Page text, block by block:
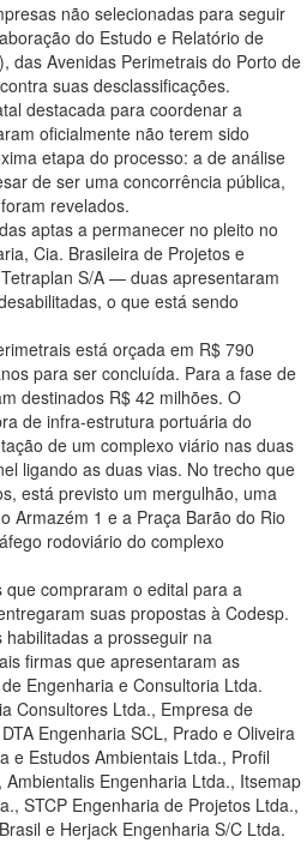
não selecionadas para seguir
do Estudo e Relatório de
das Avenidas Perimetrais do Porto de
suas desclassificações.
destacada para coordenar a
oficialmente não terem sido
etapa do processo: a de análise
de ser uma concorrência pública,
revelados.
aptas a permanecer no pleito no
Cia. Brasileira de Projetos e
S/A — duas apresentaram
o que está sendo
está orçada em R$ 790
para ser concluída. Para a fase de
destinados R$ 42 milhões. O
de infra-estrutura portuária do
de um complexo viário nas duas
ligando as duas vias. No trecho que
está previsto um mergulhão, uma
Armazém 1 e a Praça Barão do Rio
rodoviário do complexo
compraram o edital para a
suas propostas à Codesp.
a prosseguir na
firmas que apresentaram as
Engenharia e Consultoria Ltda.
Consultores Ltda., Empresa de
Engenharia SCL, Prado e Oliveira
e Estudos Ambientais Ltda., Profil
Engenharia Ltda., Itsemap
STCP Engenharia de Projetos Ltda.,
e Herjack Engenharia S/C Ltda.